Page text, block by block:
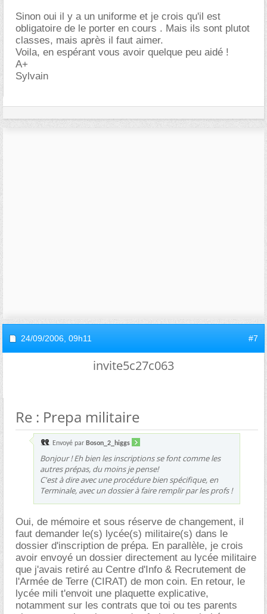
Sinon oui il y a un uniforme et je crois qu'il est
obligatoire de le porter en cours . Mais ils sont plutot
classes, mais après il faut aimer.
Voila, en espérant vous avoir quelque peu aidé !
A+
Sylvain
24/09/2006, 09h11 #7
invite5c27c063
Re : Prepa militaire
Envoyé par Boson_2_higgs
Bonjour ! Eh bien les inscriptions se font comme les
autres prépas, du moins je pense!
C'est à dire avec une procédure bien spécifique, en
Terminale, avec un dossier à faire remplir par les profs !
Oui, de mémoire et sous réserve de changement, il
faut demander le(s) lycée(s) militaire(s) dans le
dossier d'inscription de prépa. En parallèle, je crois
avoir envoyé un dossier directement au lycée militaire
que j'avais retiré au Centre d'Info & Recrutement de
l'Armée de Terre (CIRAT) de mon coin. En retour, le
lycée mili t'envoit une plaquette explicative,
notamment sur les contrats que toi ou tes parents